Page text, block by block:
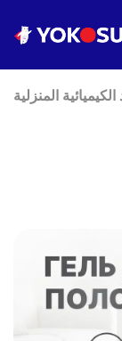
الكيميائية المنزلية